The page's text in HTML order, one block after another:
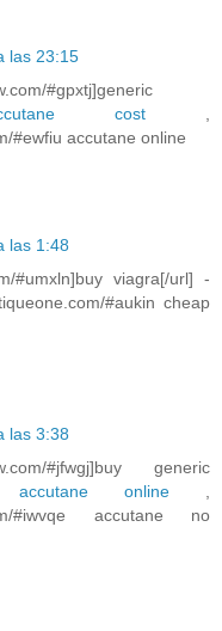
las 23:15
#gpxtj]generic
cost,
#ewfiu accutane online
las 1:48
#umxln]buy viagra[/url] -
#aukin cheap
las 3:38
#jfwgj]buy generic
accutane online
#iwvqe accutane no